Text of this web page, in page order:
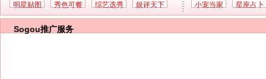
明星贴图 秀色可餐 综艺选秀 娱评天下 小宠当家 星座占卜
Sogou推广服务